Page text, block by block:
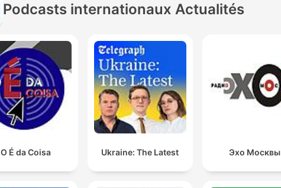
Podcasts internationaux Actualités
O É da Coisa Ukraine: The Latest Эхо Москвы